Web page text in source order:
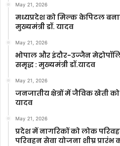
May 21, 2026
मध्यप्रदेश को मिल्क केपिटल
मुख्यमंत्री डॉ. यादव
May 21, 2026
भोपाल और इंदौर-उज्जैन
समृद्ध : मुख्यमंत्री डॉ.यादव
May 21, 2026
जनजातीय क्षेत्रों में जैविक खेती को
यादव
May 21, 2026
प्रदेश में नागरिकों को लोक
परिवहन सेवा योजना शीघ्र प्रारंभ